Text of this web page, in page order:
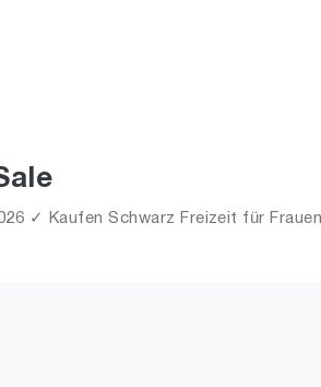
✓ Kaufen Schwarz Freizeit für